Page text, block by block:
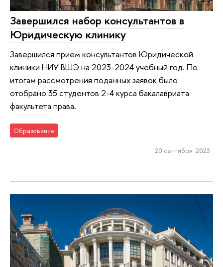
Завершился набор консультантов в
Юридическую клинику
Завершился прием консультантов Юридической
клиники НИУ ВШЭ на 2023-2024 учебный год. По
итогам рассмотрения поданных заявок было
отобрано 35 студентов 2-4 курса бакалавриата
факультета права.
Образование
20 сентября 2023